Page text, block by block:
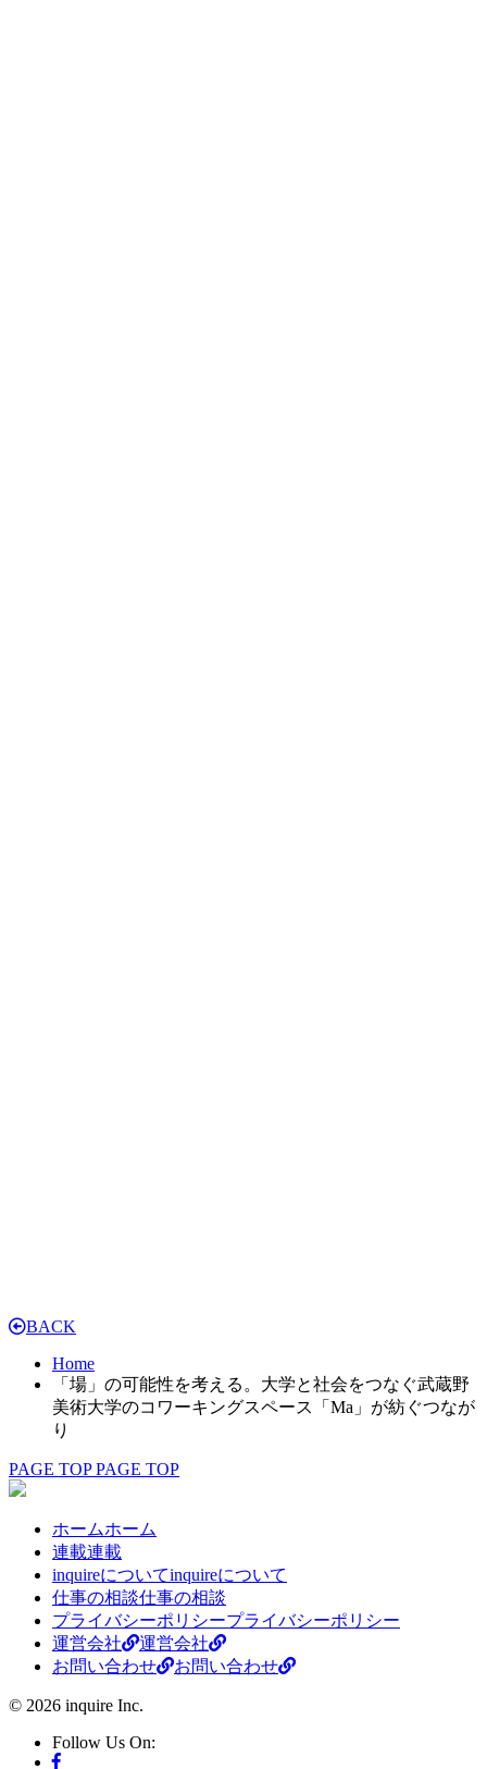
BACK
Home
「場」の可能性を考える。大学と社会をつなぐ武蔵野
美術大学のコワーキングスペース「Ma」が紡ぐつなが
り
PAGE TOP PAGE TOP
ホームホーム
連載連載
inquireについてinquireについて
仕事の相談仕事の相談
プライバシーポリシープライバシーポリシー
運営会社
運営会社
お問い合わせ
お問い合わせ
© 2026 inquire Inc.
Follow Us On: